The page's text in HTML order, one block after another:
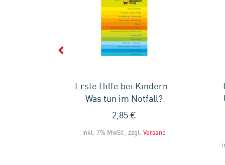
Erste Hilfe bei Kindern -
Was tun im Notfall?
2,85 €
inkl. 7% MwSt., zzgl. Versand